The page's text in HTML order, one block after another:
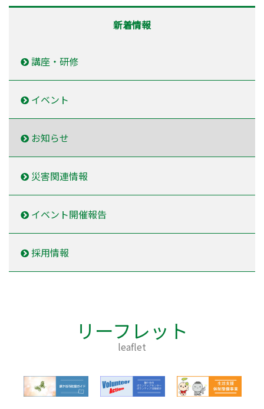
新着情報
講座・研修
イベント
お知らせ
災害関連情報
イベント開催報告
採用情報
リーフレット
leaflet